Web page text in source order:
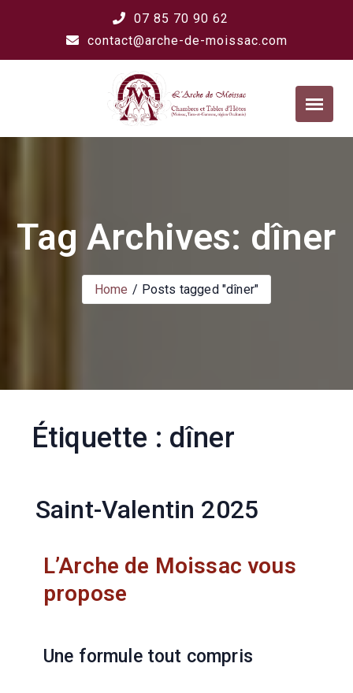
07 85 70 90 62
contact@arche-de-moissac.com
Tag Archives: dîner
Home Posts tagged "dîner"
Étiquette : dîner
Saint-Valentin 2025
L’Arche de Moissac vous
propose
Une formule tout compris